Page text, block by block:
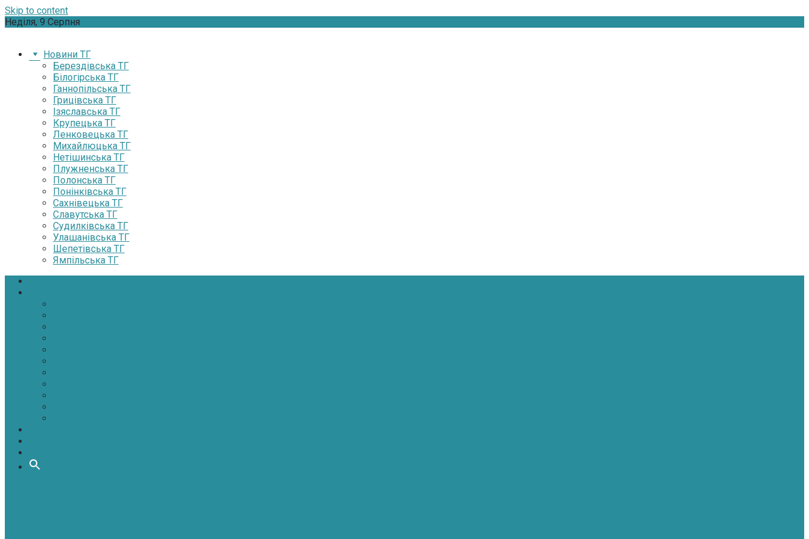
Skip to content
Неділя, 9 Серпня
Новини ТГ
Берездівська ТГ
Білогірська ТГ
Ганнопільська ТГ
Грицівська ТГ
Ізяславська ТГ
Крупецька ТГ
Ленковецька ТГ
Михайлюцька ТГ
Нетішинська ТГ
Плужненська ТГ
Полонська ТГ
Понінківська ТГ
Сахнівецька ТГ
Славутська ТГ
Судилківська ТГ
Улашанівська ТГ
Шепетівська ТГ
Ямпільська ТГ